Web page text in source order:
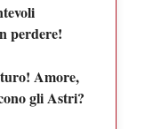
perdere!
Amore,
gli Astri?